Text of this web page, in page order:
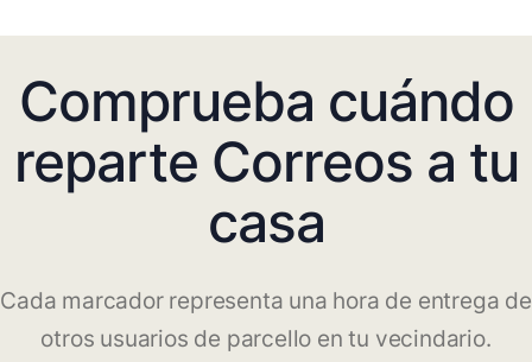
Comprueba cuándo
reparte Correos a tu
casa
Cada marcador representa una hora de entrega de
otros usuarios de parcello en tu vecindario.